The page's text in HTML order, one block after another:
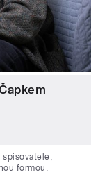
formou.